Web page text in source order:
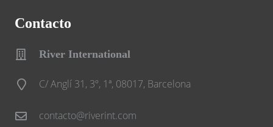
Contacto
River International
C/ Anglí 31, 3º, 1ª, 08017, Barcelona
contacto@riverint.com